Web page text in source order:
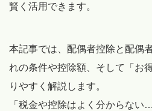
賢く活用できます。
本記事では、配偶者控除と配偶
れの条件や控除額、そして「お
りやすく解説します。
「税金や控除はよく分からない